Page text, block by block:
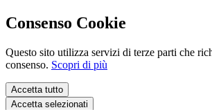
Consenso Cookie
Questo sito utilizza servizi di terze parti che
consenso. Scopri di più
Accetta tutto
Accetta selezionati